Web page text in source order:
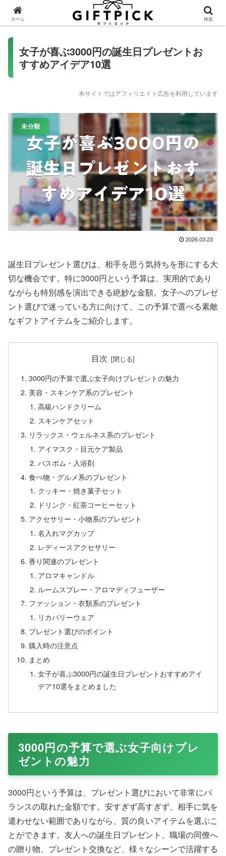
女子が喜ぶ3000円の誕生日プレゼントお
すすめアイデア10選
本サイトではアフィリエイト広告を利用しています
未分類
2026.03.23
誕生日プレゼント選びは、相手を思う気持ちを形にする大
切な機会です。特に3000円という予算は、実用的であり
ながらも特別感を演出できる絶妙な金額。女子へのプレゼ
ント選びで迷っている方に向けて、この予算で選べる素敵
なギフトアイテムをご紹介します。
目次
3000円の予算で選ぶ女子向けプレゼントの魅力
美容・スキンケア系のプレゼント
高級ハンドクリーム
スキンケアセット
リラックス・ウェルネス系のプレゼント
アイマスク・目元ケア製品
バスボム・入浴剤
食べ物・グルメ系のプレゼント
クッキー・焼き菓子セット
ドリンク・紅茶コーヒーセット
アクセサリー・小物系のプレゼント
名入れマグカップ
レディースアクセサリー
香り関連のプレゼント
アロマキャンドル
ルームスプレー・アロマディフューザー
ファッション・衣類系のプレゼント
リカバリーウェア
プレゼント選びのポイント
購入時の注意点
まとめ
女子が喜ぶ3000円の誕生日プレゼントおすすめアイ
デア10選をまとめました
3000円の予算で選ぶ女子向けプレ
ゼントの魅力
3000円という予算は、プレゼント選びにおいて非常にバ
ランスの取れた金額です。安すぎず高すぎず、相手に気を
遣わせない範囲でありながら、質の良いアイテムを選ぶこ
とができます。友人への誕生日プレゼント、職場の同僚へ
の贈り物、プレゼント交換など、様々なシーンで活躍する
ホーム 検索